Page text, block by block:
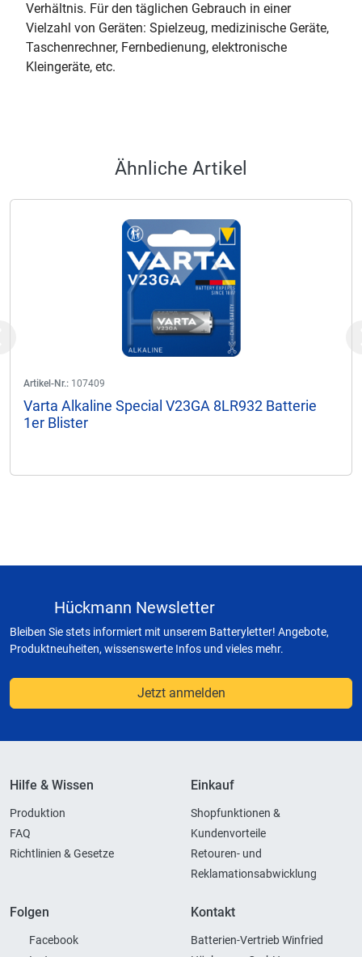
Verhältnis. Für den täglichen Gebrauch in einer
Vielzahl von Geräten: Spielzeug, medizinische Geräte,
Taschenrechner, Fernbedienung, elektronische
Kleingeräte, etc.
Ähnliche Artikel
Artikel-Nr.: 107409
Varta Alkaline Special V23GA 8LR932 Batterie
1er Blister
Hückmann Newsletter
Bleiben Sie stets informiert mit unserem Batteryletter! Angebote,
Produktneuheiten, wissenswerte Infos und vieles mehr.
Jetzt anmelden
Hilfe & Wissen
Produktion
FAQ
Richtlinien & Gesetze
Einkauf
Shopfunktionen &
Kundenvorteile
Retouren- und
Reklamationsabwicklung
Folgen
Facebook
Kontakt
Batterien-Vertrieb Winfried